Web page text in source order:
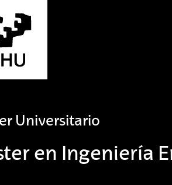
Universitario
en Ingeniería